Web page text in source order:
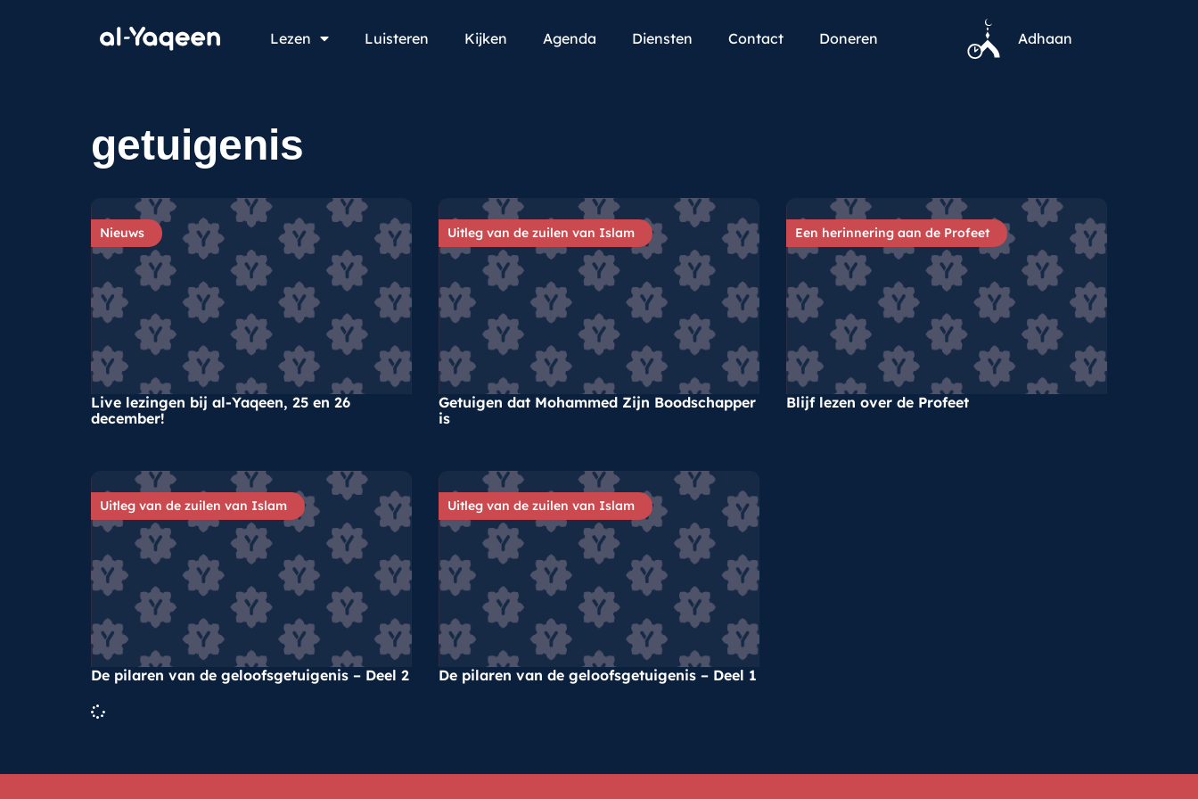
Lezen Luisteren Kijken Agenda Diensten Contact Doneren Adhaan
getuigenis
Nieuws
Live lezingen bij al-Yaqeen, 25 en 26
december!
Uitleg van de zuilen van Islam
Getuigen dat Mohammed Zijn Boodschapper
is
Een herinnering aan de Profeet
Blijf lezen over de Profeet
Uitleg van de zuilen van Islam
De pilaren van de geloofsgetuigenis – Deel 2
Uitleg van de zuilen van Islam
De pilaren van de geloofsgetuigenis – Deel 1